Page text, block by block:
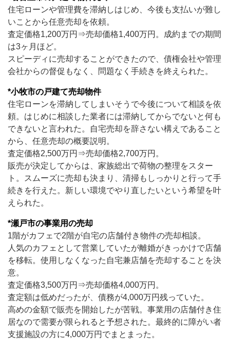
住宅ローンや管理費を滞納しはじめ、今後も支払いが難し
いことから任意売却を依頼。
査定価格1,200万円⇒売却価格1,400万円。成約までの期間
は3ヶ月ほど。
スピーディに売却することができたので、債権会社や管理
会社からの督促もなく、問題なく手続きを終えられた。
*小牧市の戸建て売却物件
住宅ローンを滞納してしまいそうで今後について相談を依
頼。はじめに相談した業者には滞納してからでないと何も
できないと言われた。自宅売却を辞さない構えであること
から、任意売却の概要説明。
査定価格2,500万円⇒売却価格2,700万円。
販売が決定してからは、家族総出で荷物の整理をスター
ト。スムーズに売却も決まり、清掃もしっかりと行って手
続きを行えた。新しい環境でやり直したいという希望を叶
えられた。
*瀬戸市の事業用の売却
1階がカフェで2階が自宅の店舗付き物件の売却相談。
人気のカフェとして営業していたが離婚がきっかけで店舗
を移転。使用しなくなった自宅兼店舗を売却することを決
意。
査定価格3,500万円⇒売却価格4,000万円。
査定額は低めだったが、債務が4,000万円残っていた。
高めの金額で販売を開始したが苦戦。事業用の店舗付き住
居なので需要が限られると予想された。最終的に障がい者
支援施設の方に4,000万円でまとまった。